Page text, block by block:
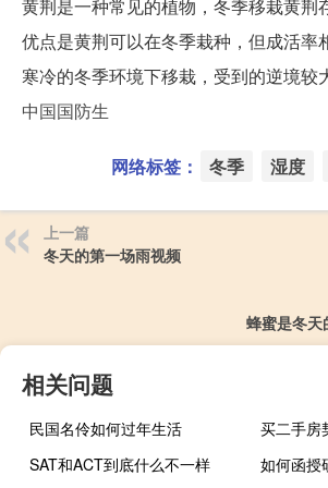
黄荆是一种常见的植物，冬季移栽黄荆
优点是黄荆可以在冬季栽种，但成活率
寒冷的冬季环境下移栽，受到的逆境较
中国国防生
网络标签： 冬季 湿度
上一篇
冬天的第一场雨视频
蜂蜜是冬天
相关问题
民国名伶如何过年生活
买二手房
SAT和ACT到底什么不一样
如何函授